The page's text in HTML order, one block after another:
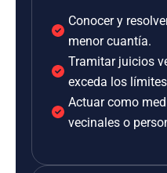
Conocer y
menor cuantía.
Tramitar juicios
exceda los
Actuar como
vecinales o